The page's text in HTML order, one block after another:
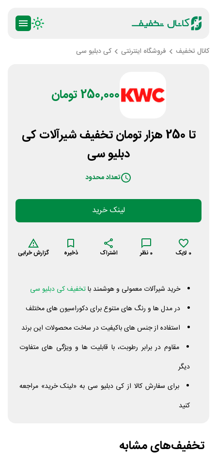
کانال تخفیف فروشگاه اینترنتی کی دبلیو سی
250,000 تومان
تا 250 هزار تومان تخفیف شیرآلات کی
دبلیو سی
تعداد محدود
لینک خرید
0 لایک 0 نظر اشتراک ذخیره گزارش خرابی
خرید شیرآلات معمولی و هوشمند باتخفیف کی دبلیو سی
در مدل ها و رنگ های متنوع برای دکوراسیون های مختلف
استفاده از جنس های باکیفیت در ساخت محصولات این برند
مقاوم در برابر رطوبت، با قابلیت ها و ویژگی های متفاوت
دیگر
برای سفارش کالا از کی دبلیو سی به «لینک خرید» مراجعه
کنید
تخفیف‌های مشابه